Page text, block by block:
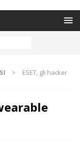
ESET, gli hacker